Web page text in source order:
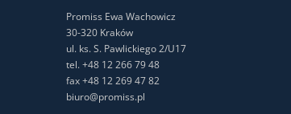
Promiss Ewa Wachowicz
30-320 Kraków
ul. ks. S. Pawlickiego 2/U17
tel. +48 12 266 79 48
fax +48 12 269 47 82
biuro@promiss.pl